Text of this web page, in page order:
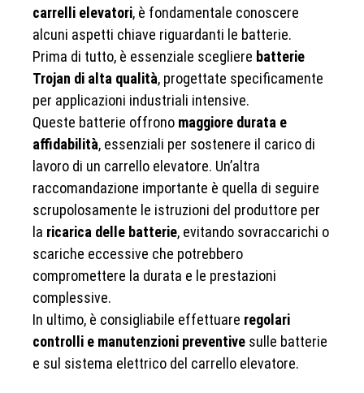
carrelli elevatori, è fondamentale conoscere
alcuni aspetti chiave riguardanti le batterie.
Prima di tutto, è essenziale scegliere batterie
Trojan di alta qualità, progettate specificamente
per applicazioni industriali intensive.
Queste batterie offrono maggiore durata e
affidabilità, essenziali per sostenere il carico di
lavoro di un carrello elevatore. Un’altra
raccomandazione importante è quella di seguire
scrupolosamente le istruzioni del produttore per
la ricarica delle batterie, evitando sovraccarichi o
scariche eccessive che potrebbero
compromettere la durata e le prestazioni
complessive.
In ultimo, è consigliabile effettuare regolari
controlli e manutenzioni preventive sulle batterie
e sul sistema elettrico del carrello elevatore.